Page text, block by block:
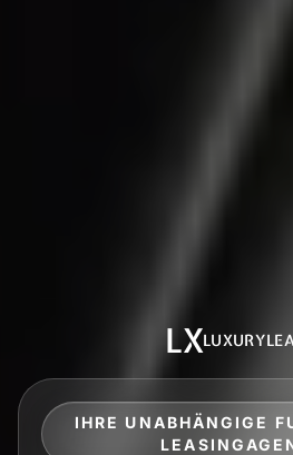
LX
IHRE UNABHÄNGIGE